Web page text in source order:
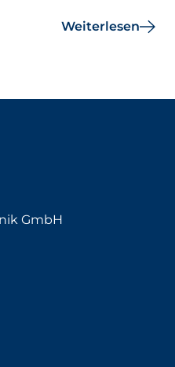
Weiterlesen
GmbH